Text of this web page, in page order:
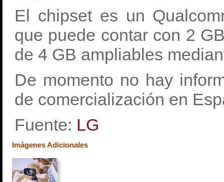
El chipset es un
que puede contar con 2
de 4 GB ampliables
De momento no hay
de comercialización en
Fuente: LG
Imágenes Adicionales